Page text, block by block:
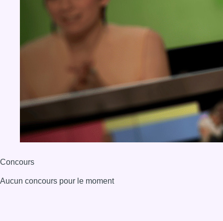
Concours
Aucun concours pour le moment